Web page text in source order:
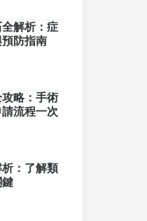
解析：症
防指南
略：手術
流程一次
：了解類
鍵